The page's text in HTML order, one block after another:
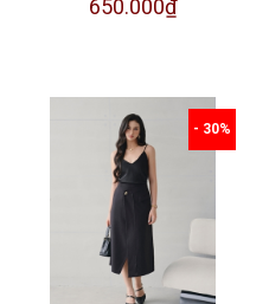
650.000₫
- 30%